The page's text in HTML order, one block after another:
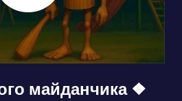
майданчика ❖